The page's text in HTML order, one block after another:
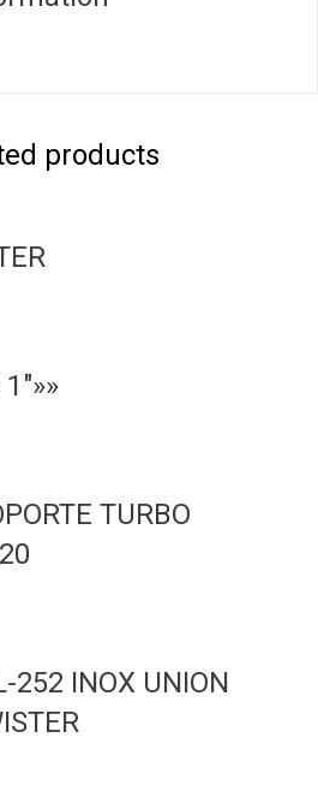
products
TURBO
252 INOX UNION